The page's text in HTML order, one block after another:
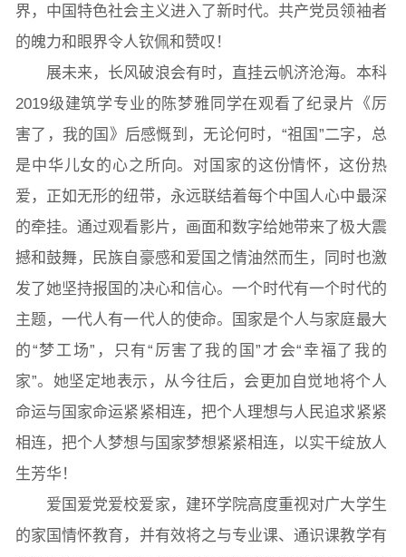
界，中国特色社会主义进入了新时代。共产党员领袖者
的魄力和眼界令人钦佩和赞叹！
展未来，长风破浪会有时，直挂云帆济沧海。本科
2019级建筑学专业的陈梦雅同学在观看了纪录片《厉
害了，我的国》后感慨到，无论何时，“祖国”二字，总
是中华儿女的心之所向。对国家的这份情怀，这份热
爱，正如无形的纽带，永远联结着每个中国人心中最深
的牵挂。通过观看影片，画面和数字给她带来了极大震
撼和鼓舞，民族自豪感和爱国之情油然而生，同时也激
发了她坚持报国的决心和信心。一个时代有一个时代的
主题，一代人有一代人的使命。国家是个人与家庭最大
的“梦工场”，只有“厉害了我的国”才会“幸福了我的
家”。她坚定地表示，从今往后，会更加自觉地将个人
命运与国家命运紧紧相连，把个人理想与人民追求紧紧
相连，把个人梦想与国家梦想紧紧相连，以实干绽放人
生芳华！
爱国爱党爱校爱家，建环学院高度重视对广大学生
的家国情怀教育，并有效将之与专业课、通识课教学有